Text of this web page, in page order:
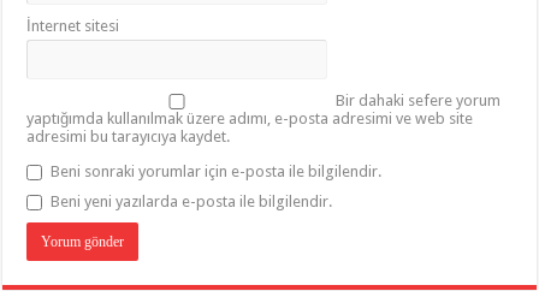
İnternet sitesi
Bir dahaki sefere yorum
yaptığımda kullanılmak üzere adımı, e-posta adresimi ve web site
adresimi bu tarayıcıya kaydet.
Beni sonraki yorumlar için e-posta ile bilgilendir.
Beni yeni yazılarda e-posta ile bilgilendir.